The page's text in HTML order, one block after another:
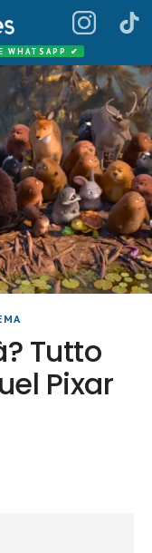
WHATSAPP ✔
Tutto
Pixar